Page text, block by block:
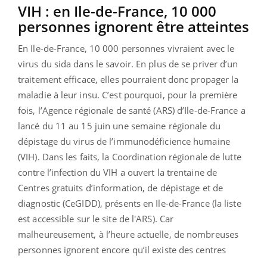
VIH : en Ile-de-France, 10 000
personnes ignorent être atteintes
En Ile-de-France, 10 000 personnes vivraient avec le
virus du sida dans le savoir. En plus de se priver d’un
traitement efficace, elles pourraient donc propager la
maladie à leur insu. C’est pourquoi, pour la première
fois, l’Agence régionale de santé (ARS) d’Ile-de-France a
lancé du 11 au 15 juin une semaine régionale du
dépistage du virus de l’immunodéficience humaine
(VIH). Dans les faits, la Coordination régionale de lutte
contre l’infection du VIH a ouvert la trentaine de
Centres gratuits d’information, de dépistage et de
diagnostic (CeGIDD), présents en Ile-de-France (la liste
est accessible sur le site de l'ARS). Car
malheureusement, à l’heure actuelle, de nombreuses
personnes ignorent encore qu’il existe des centres